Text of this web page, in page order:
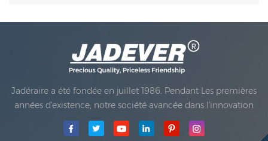
Jadéraire a été fondée en juillet 1986. Pendant Les premières
années d'existence, notre société avancée dans l'innovation
technologique et développant une entreprise Plan. En 1998,
notre société a atteint l'objectif de la qualité principale,